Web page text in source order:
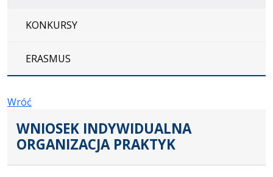
KONKURSY
ERASMUS
Wróć
WNIOSEK INDYWIDUALNA
ORGANIZACJA PRAKTYK